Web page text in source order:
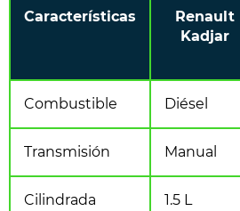
Características
Renault
Kadjar
Combustible Diésel
Transmisión Manual
Cilindrada 1.5 L